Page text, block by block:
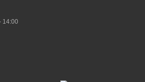
14:00